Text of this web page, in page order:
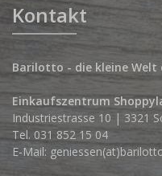
Kontakt
Barilotto - die kleine Welt
Einkaufszentrum
Industriestrasse 10 | 3321
Tel. 031 852 15 04
E-Mail: